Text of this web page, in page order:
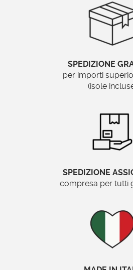
Verticale o orizzontale
Ordinabile su misura?
Come viene realizzato
assemblato lo
specchio bagno
letto o addirittura in bagno,
qualità della vernice che
tutta la superficie della
SPEDIZIONE
per importi
(isole
SPEDIZIONE
compresa per tutti